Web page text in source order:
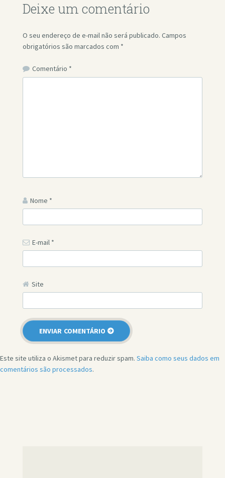
Deixe um comentário
O seu endereço de e-mail não será publicado. Campos
obrigatórios são marcados com *
Comentário *
Nome *
E-mail *
Site
Este site utiliza o Akismet para reduzir spam. Saiba como seus dados em
comentários são processados.